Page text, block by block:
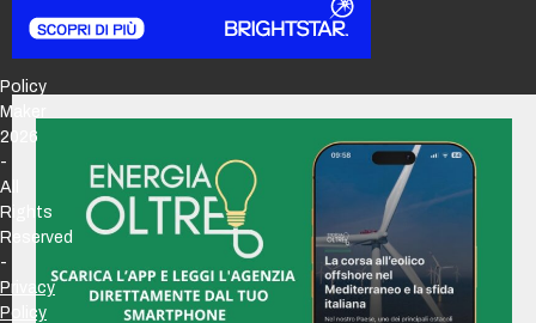
Policy
Maker
2026
-
All
Rights
Reserved
-
Privacy
Policy